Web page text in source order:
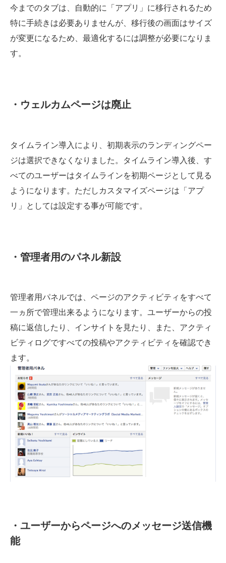
今までのタブは、自動的に「アプリ」に移行されるため
特に手続きは必要ありませんが、移行後の画面はサイズ
が変更になるため、最適化するには調整が必要になりま
す。
・ウェルカムページは廃止
タイムライン導入により、初期表示のランディングペー
ジは選択できなくなりました。タイムライン導入後、す
べてのユーザーはタイムラインを初期ページとして見る
ようになります。ただしカスタマイズページは「アプ
リ」としては設定する事が可能です。
・管理者用のパネル新設
管理者用パネルでは、ページのアクティビティをすべて
一ヵ所で管理出来るようになります。ユーザーからの投
稿に返信したり、インサイトを見たり、また、アクティ
ビティログですべての投稿やアクティビティを確認でき
ます。
・ユーザーからページへのメッセージ送信機
能